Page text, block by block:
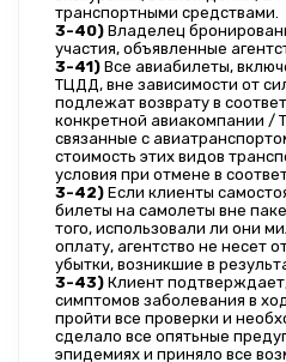
транспортными средствами.
3-40) Владелец
участия, объявленные
3-41) Все авиабилеты,
ТЦДД, вне зависимости от
подлежат возврату в
конкретной авиакомпании /
связанные с
стоимость этих видов
условия при отмене в
3-42) Если клиенты
билеты на самолеты вне
того, использовали ли они
оплату, агентство не несет
убытки, возникшие в
3-43) Клиент
симптомов заболевания в
пройти все проверки и
сделало все опятьные
эпидемиях и приняло все